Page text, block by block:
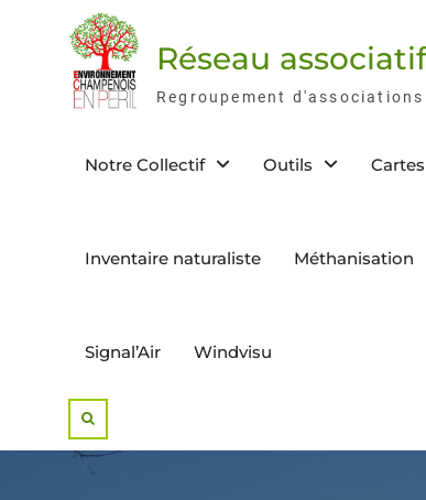
Réseau
Regroupement
Notre Collectif Outils Cartes
Inventaire naturaliste Méthanisation
Signal’Air Windvisu